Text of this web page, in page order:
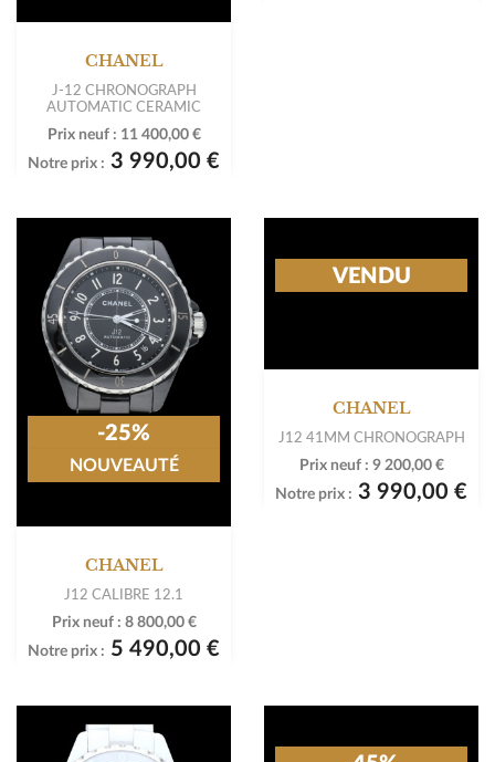
CHANEL
J-12 CHRONOGRAPH
AUTOMATIC CERAMIC
Prix neuf : 11 400,00 €
Notre prix : 3 990,00 €
CHANEL
J12 CALIBRE 12.1
Prix neuf : 8 800,00 €
Notre prix : 5 490,00 €
-25%
NOUVEAUTÉ
VENDU